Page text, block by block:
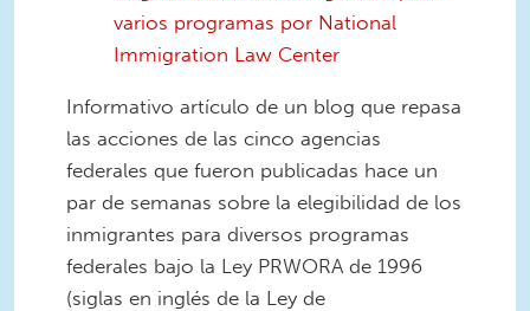
varios programas por National
Immigration Law Center
Informativo artículo de un blog que repasa
las acciones de las cinco agencias
federales que fueron publicadas hace un
par de semanas sobre la elegibilidad de los
inmigrantes para diversos programas
federales bajo la Ley PRWORA de 1996
(siglas en inglés de la Ley de